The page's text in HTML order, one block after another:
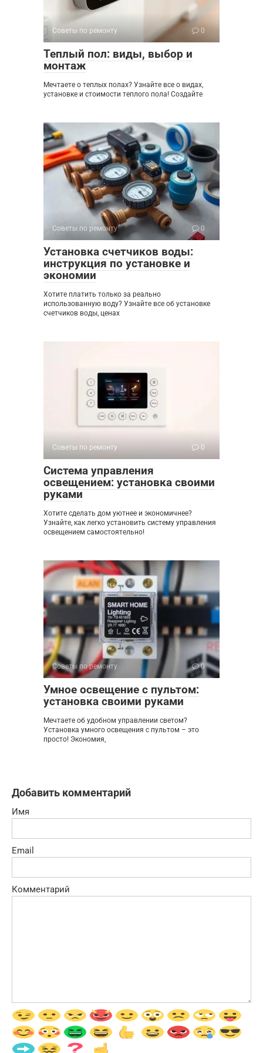
Советы по ремонту 0
Теплый пол: виды, выбор и
монтаж
Мечтаете о теплых полах? Узнайте все о видах,
установке и стоимости теплого пола! Создайте
Советы по ремонту 0
Установка счетчиков воды:
инструкция по установке и
экономии
Хотите платить только за реально
использованную воду? Узнайте все об установке
счетчиков воды, ценах
Советы по ремонту 0
Система управления
освещением: установка своими
руками
Хотите сделать дом уютнее и экономичнее?
Узнайте, как легко установить систему управления
освещением самостоятельно!
Советы по ремонту 0
Умное освещение с пультом:
установка своими руками
Мечтаете об удобном управлении светом?
Установка умного освещения с пультом – это
просто! Экономия,
Добавить комментарий
Имя
Email
Комментарий